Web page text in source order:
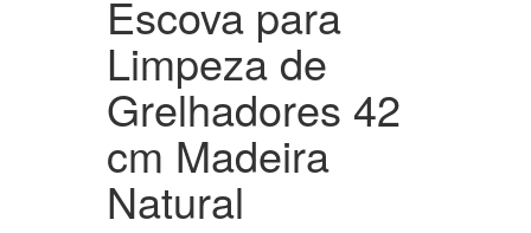
Escova para
Limpeza de
Grelhadores 42
cm Madeira
Natural